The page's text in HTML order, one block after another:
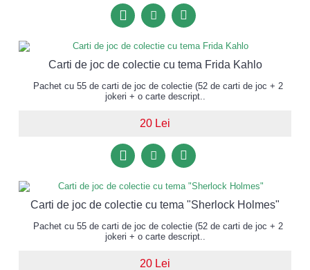
Carti de joc de colectie cu tema Frida Kahlo
Pachet cu 55 de carti de joc de colectie (52 de carti de joc + 2
jokeri + o carte descript..
20 Lei
Carti de joc de colectie cu tema "Sherlock Holmes"
Pachet cu 55 de carti de joc de colectie (52 de carti de joc + 2
jokeri + o carte descript..
20 Lei